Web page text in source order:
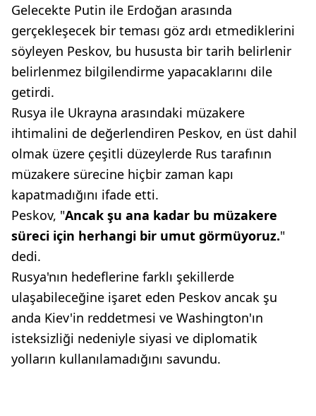
Gelecekte Putin ile Erdoğan arasında
gerçekleşecek bir teması göz ardı etmediklerini
söyleyen Peskov, bu hususta bir tarih belirlenir
belirlenmez bilgilendirme yapacaklarını dile
getirdi.
Rusya ile Ukrayna arasındaki müzakere
ihtimalini de değerlendiren Peskov, en üst dahil
olmak üzere çeşitli düzeylerde Rus tarafının
müzakere sürecine hiçbir zaman kapı
kapatmadığını ifade etti.
Peskov, "Ancak şu ana kadar bu müzakere
süreci için herhangi bir umut görmüyoruz."
dedi.
Rusya'nın hedeflerine farklı şekillerde
ulaşabileceğine işaret eden Peskov ancak şu
anda Kiev'in reddetmesi ve Washington'ın
isteksizliği nedeniyle siyasi ve diplomatik
yolların kullanılamadığını savundu.